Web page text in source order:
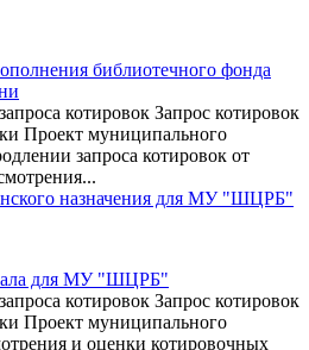
библиотечного фонда
котировок Запрос котировок
Проект муниципального
запроса котировок от
назначения для МУ "ШЦРБ"
для МУ "ШЦРБ"
котировок Запрос котировок
Проект муниципального
и оценки котировочных